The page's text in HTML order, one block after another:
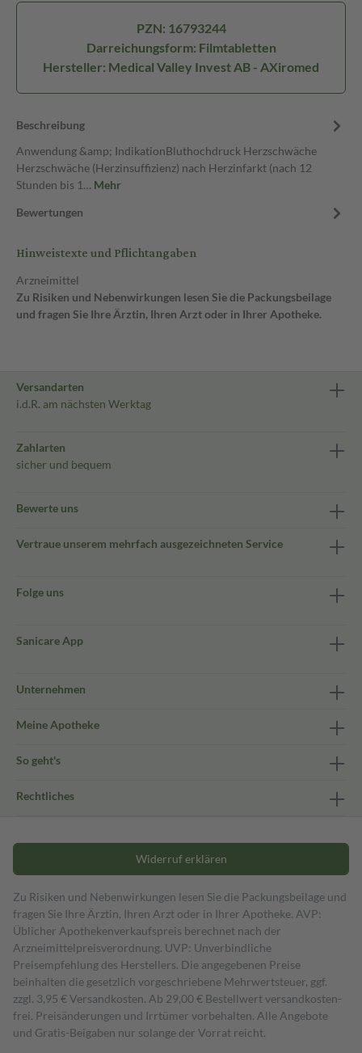
PZN: 16793244
Darreichungsform: Filmtabletten
Hersteller: Medical Valley Invest AB - AXiromed
Beschreibung
Anwendung &amp; IndikationBluthochdruck Herzschwäche
Herzschwäche (Herzinsuffizienz) nach Herzinfarkt (nach 12
Stunden bis 1… Mehr
Bewertungen
Hinweistexte und Pflichtangaben
Arzneimittel
Zu Risiken und Nebenwirkungen lesen Sie die Packungsbeilage
und fragen Sie Ihre Ärztin, Ihren Arzt oder in Ihrer Apotheke.
Versandarten
i.d.R. am nächsten Werktag
Zahlarten
sicher und bequem
Bewerte uns
Vertraue unserem mehrfach ausgezeichneten Service
Folge uns
Sanicare App
Unternehmen
Meine Apotheke
So geht's
Rechtliches
Widerruf erklären
Zu Risiken und Nebenwirkungen lesen Sie die Packungsbeilage und
fragen Sie Ihre Ärztin, Ihren Arzt oder in Ihrer Apotheke. AVP:
Üblicher Apothekenverkaufspreis berechnet nach der
Arzneimittelpreisverordnung. UVP: Unverbindliche
Preisempfehlung des Herstellers. Die angegebenen Preise
beinhalten die gesetzlich vorgeschriebene Mehrwertsteuer, ggf.
zzgl. 3,95 € Versandkosten. Ab 29,00 € Bestell­wert versand­kosten­
frei. Preisänderungen und Irrtümer vorbehalten. Alle Angebote
und Gratis-Beigaben nur solange der Vorrat reicht.